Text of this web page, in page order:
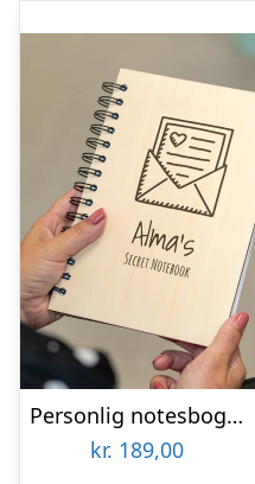
Personlig notesbog med tekst
kr. 189,00